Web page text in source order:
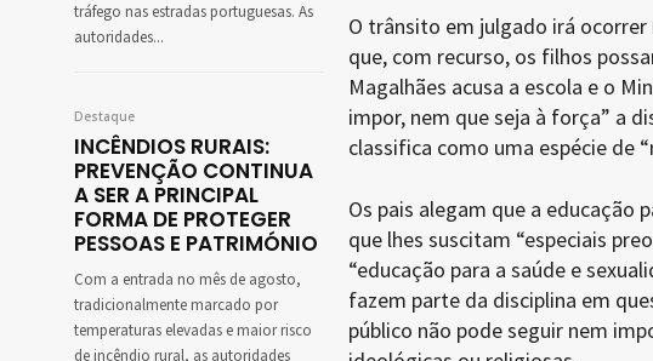
tráfego nas estradas portuguesas. As
autoridades...
Destaque
INCÊNDIOS RURAIS:
PREVENÇÃO CONTINUA
A SER A PRINCIPAL
FORMA DE PROTEGER
PESSOAS E PATRIMÓNIO
Com a entrada no mês de agosto,
tradicionalmente marcado por
temperaturas elevadas e maior risco
de incêndio rural, as autoridades
O trânsito em julgado irá
que, com recurso, os filhos
Magalhães acusa a escola e o
impor, nem que seja à força” a
classifica como uma espécie de
Os pais alegam que a educação
que lhes suscitam “especiais
“educação para a saúde e
fazem parte da disciplina em
público não pode seguir nem